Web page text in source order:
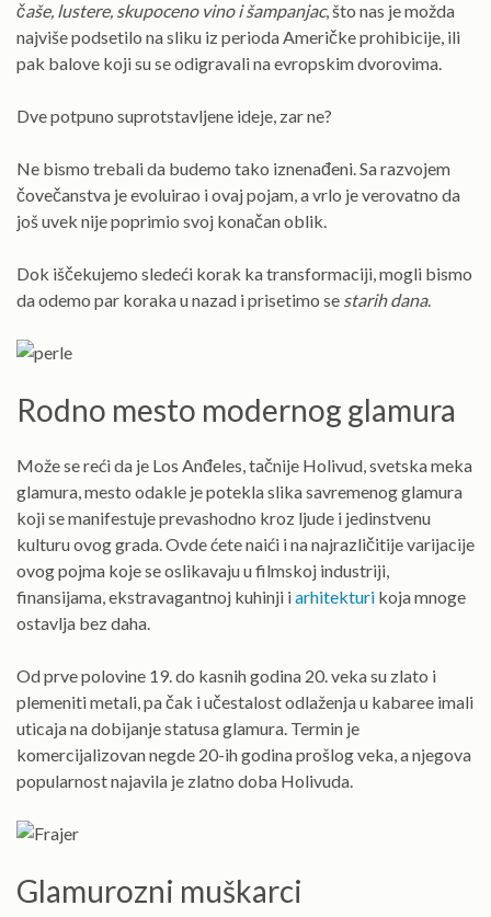
čaše, lustere, skupoceno vino i šampanjac, što nas je možda
najviše podsetilo na sliku iz perioda Američke prohibicije, ili
pak balove koji su se odigravali na evropskim dvorovima.
Dve potpuno suprotstavljene ideje, zar ne?
Ne bismo trebali da budemo tako iznenađeni. Sa razvojem
čovečanstva je evoluirao i ovaj pojam, a vrlo je verovatno da
još uvek nije poprimio svoj konačan oblik.
Dok iščekujemo sledeći korak ka transformaciji, mogli bismo
da odemo par koraka u nazad i prisetimo se starih dana.
Rodno mesto modernog glamura
Može se reći da je Los Anđeles, tačnije Holivud, svetska meka
glamura, mesto odakle je potekla slika savremenog glamura
koji se manifestuje prevashodno kroz ljude i jedinstvenu
kulturu ovog grada. Ovde ćete naići i na najrazličitije varijacije
ovog pojma koje se oslikavaju u filmskoj industriji,
finansijama, ekstravagantnoj kuhinji iarhitekturi koja mnoge
ostavlja bez daha.
Od prve polovine 19. do kasnih godina 20. veka su zlato i
plemeniti metali, pa čak i učestalost odlaženja u kabaree imali
uticaja na dobijanje statusa glamura. Termin je
komercijalizovan negde 20-ih godina prošlog veka, a njegova
popularnost najavila je zlatno doba Holivuda.
Glamurozni muškarci